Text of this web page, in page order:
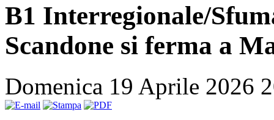
B1 Interregionale/
Scandone si ferma a
Domenica 19 Aprile 2026